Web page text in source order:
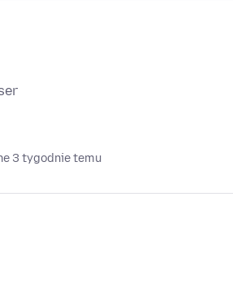
3 tygodnie temu